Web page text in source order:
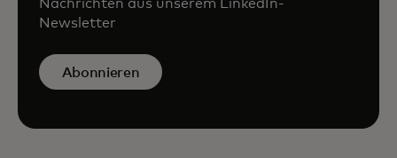
Nachrichten aus unserem LinkedIn-
Newsletter
Abonnieren